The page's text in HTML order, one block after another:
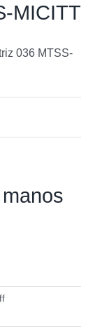
MICITT
036 MTSS-
on
fundación